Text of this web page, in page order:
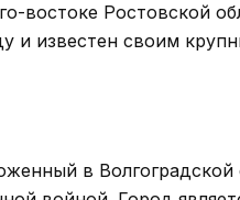
Ростовской
и известен своим
в Волгоградской